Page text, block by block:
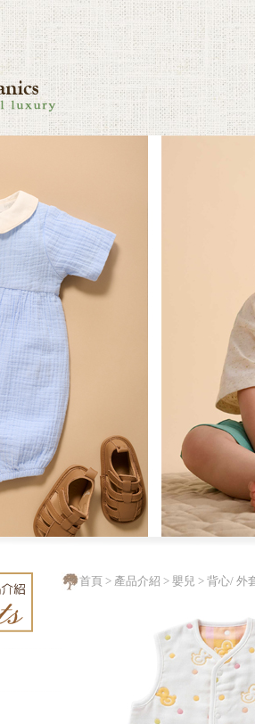
首頁 > 產品介紹 > 嬰兒 > 背心/ 外